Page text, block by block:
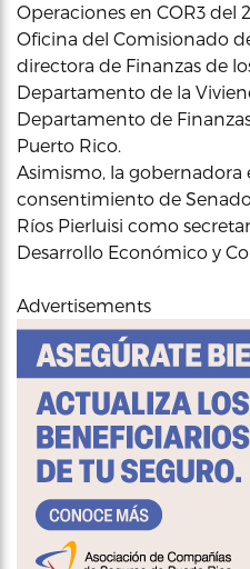
Operaciones en COR3 del
Oficina del Comisionado
directora de Finanzas de
Departamento de la
Departamento de
Puerto Rico.
Asimismo, la gobernadora
consentimiento de
Ríos Pierluisi como
Desarrollo Económico y
Advertisements